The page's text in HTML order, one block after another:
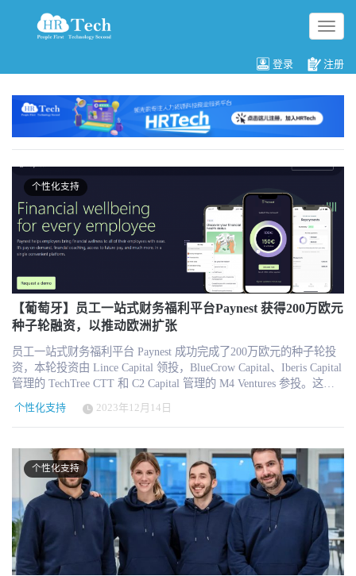
切
换
航
登录 注册
个性化支持
【葡萄牙】员工一站式财务福利平台Paynest 获得200万欧元
种子轮融资，以推动欧洲扩张
员工一站式财务福利平台 Paynest 成功完成了200万欧元的种子轮投
资，本轮投资由 Lince Capital 领投，BlueCrow Capital、Iberis Capital
管理的 TechTree CTT 和 C2 Capital 管理的 M4 Ventures 参投。这笔
投资将使团队能够推进产品开发工作，加强团队实力，并加快公司
在欧洲的扩张计划。 Paynest 于 2022 年 11 月由Nuno Pereira创立，
Alexis Suberville随后加入。该平台已受到各行各业众多雇主和数千
名员工的青睐，促使公司加大力度，充分利用这一势头。 Paynest 联
合创始人兼首席执行官Nuno Pereira说： "即使在充满挑战的全球筹
资环境中，Paynest 的使命也引起了投资者的强烈共鸣。我们很高兴
能得到他们的支持，通过这一轮融资，我们有能力实现我们的愿
景，即通过一个单一的、用户友好的平台来提高全欧洲员工的财务
健康水平。 Paynest 是一个金融平台，通过提供一整套提高员工财务
健康水平的福利，使公司能够脱颖而出。除金融产品外，Paynest 还
通过有关个人财务管理的个性化文章推广财务知识，并提供一个由
个性化支持 2023年12月14日
个性化支持